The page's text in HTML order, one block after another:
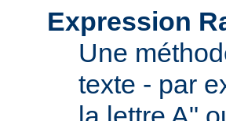
Expression
Une
texte - par